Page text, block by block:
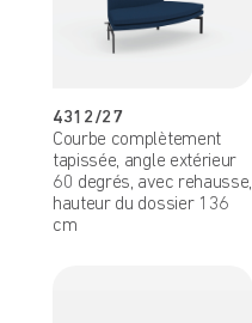
4312/27
Courbe complètement
tapissée, angle extérieur
60 degrés, avec rehausse,
hauteur du dossier 136
cm